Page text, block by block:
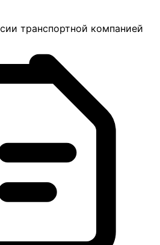
транспортной компанией